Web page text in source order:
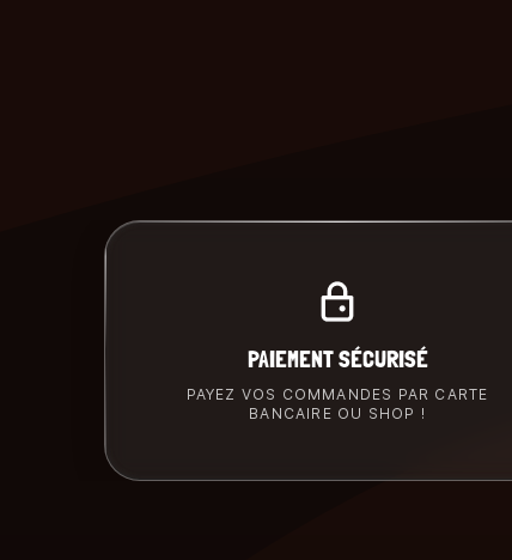
PAIEMENT SÉCURISÉ
PAYEZ VOS COMMANDES PAR CARTE
BANCAIRE OU SHOP !